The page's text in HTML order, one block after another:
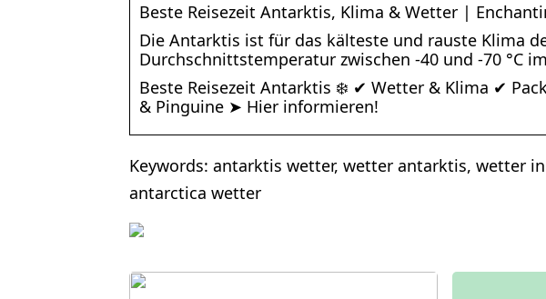
Beste Reisezeit Antarktis, Klima & Wetter |
Die Antarktis ist für das kälteste und rauste Klima
Durchschnittstemperatur zwischen -40 und -70 °C
Beste Reisezeit Antarktis ❄️ ✔ Wetter & Klima ✔
& Pinguine ➤ Hier informieren!
Keywords: antarktis wetter, wetter antarktis, wetter
antarctica wetter